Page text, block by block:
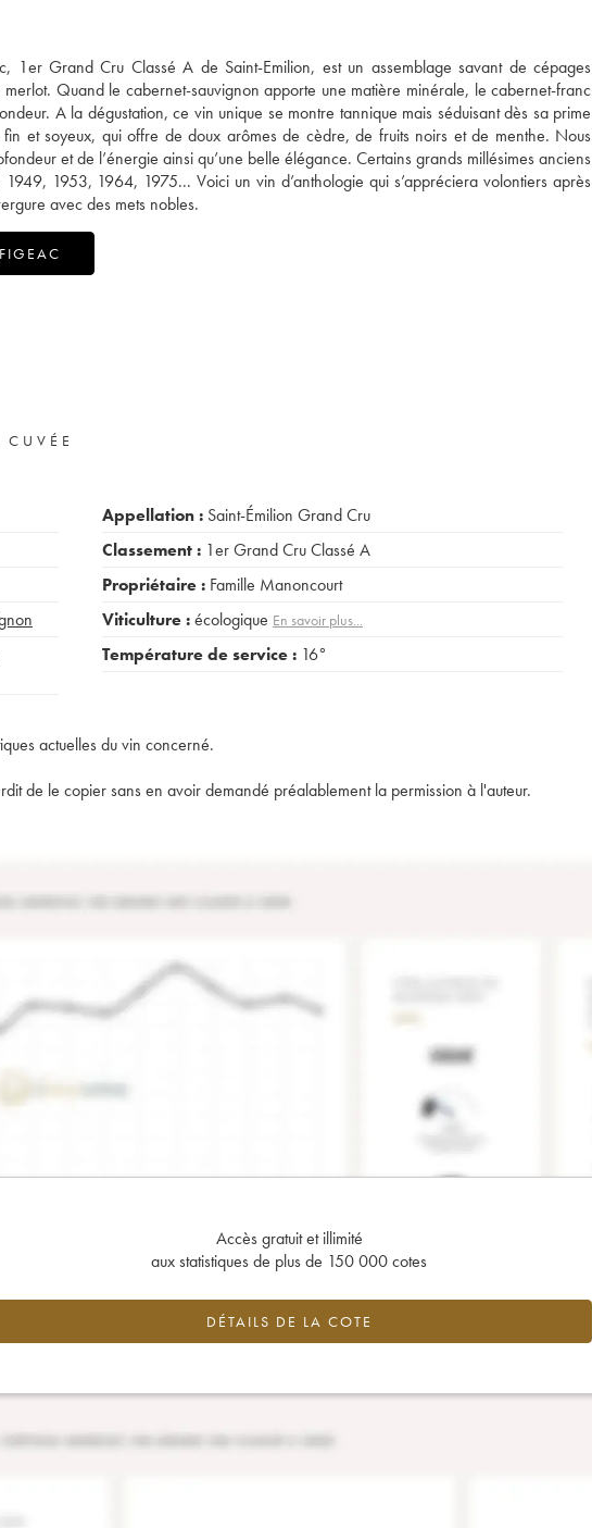
1er Grand Cru Classé A de Saint-Emilion, est un assemblage savant de cépages
Quand le cabernet-sauvignon apporte une matière minérale, le cabernet-franc
A la dégustation, ce vin unique se montre tannique mais séduisant dès sa prime
et soyeux, qui offre de doux arômes de cèdre, de fruits noirs et de menthe. Nous
et de l’énergie ainsi qu’une belle élégance. Certains grands millésimes anciens
1953, 1964, 1975... Voici un vin d’anthologie qui s’appréciera volontiers après
avec des mets nobles.
Appellation : Saint-Émilion Grand Cru
Classement : 1er Grand Cru Classé A
Propriétaire : Famille Manoncourt
Viticulture :écologique En savoir plus...
Température de service : 16°
actuelles du vin concerné.
de le copier sans en avoir demandé préalablement la permission à l'auteur.
Accès gratuit et illimité
aux statistiques de plus de 150 000 cotes
DÉTAILS DE LA COTE